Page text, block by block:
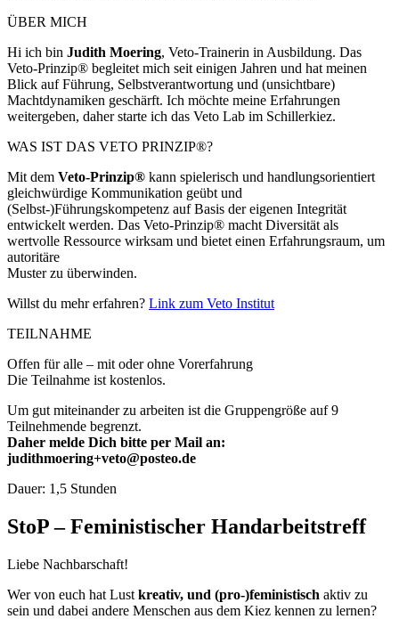
ÜBER MICH
Hi ich bin Judith Moering, Veto-Trainerin in Ausbildung. Das
Veto-Prinzip® begleitet mich seit einigen Jahren und hat meinen
Blick auf Führung, Selbstverantwortung und (unsichtbare)
Machtdynamiken geschärft. Ich möchte meine Erfahrungen
weitergeben, daher starte ich das Veto Lab im Schillerkiez.
WAS IST DAS VETO PRINZIP®?
Mit dem Veto-Prinzip® kann spielerisch und handlungsorientiert
gleichwürdige Kommunikation geübt und
(Selbst-)Führungskompetenz auf Basis der eigenen Integrität
entwickelt werden. Das Veto-Prinzip® macht Diversität als
wertvolle Ressource wirksam und bietet einen Erfahrungsraum, um
autoritäre
Muster zu überwinden.
Willst du mehr erfahren? Link zum Veto Institut
TEILNAHME
Offen für alle – mit oder ohne Vorerfahrung
Die Teilnahme ist kostenlos.
Um gut miteinander zu arbeiten ist die Gruppengröße auf 9
Teilnehmende begrenzt.
Daher melde Dich bitte per Mail an:
judithmoering+veto@posteo.de
Dauer: 1,5 Stunden
StoP – Feministischer Handarbeitstreff
Liebe Nachbarschaft!
Wer von euch hat Lust kreativ, und (pro-)feministisch aktiv zu
sein und dabei andere Menschen aus dem Kiez kennen zu lernen?